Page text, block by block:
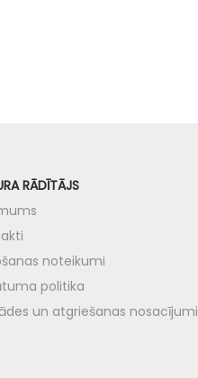
RĀDĪTĀJS
noteikumi
politika
un atgriešanas nosacījumi